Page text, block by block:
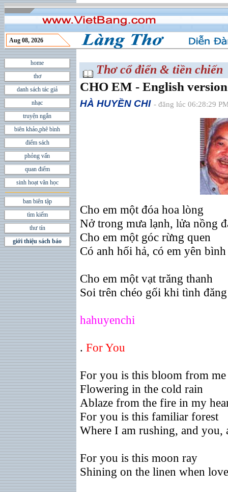
Aug 08, 2026
home
thơ
danh sách tác giả
nhạc
truyện ngắn
biên khảo,phê bình
điểm sách
phỏng vấn
quan điểm
sinh hoạt văn học
ban biên tập
tìm kiếm
thư tín
giới thiệu sách báo
Thơ cổ điển & tiền chiến
CHO EM - English
HÀ HUYỀN CHI - đăng lúc 06:28:29
Cho em một đóa hoa lòng
Nở trong mưa lạnh, lửa nồng
Cho em một góc rừng quen
Có anh hối hả, có em yên bình
Cho em một vạt trăng thanh
Soi trên chéo gối khi tình
hahuyenchi
. For You
For you is this bloom from me
Flowering in the cold rain
Ablaze from the fire in my
For you is this familiar forest
Where I am rushing, and you,
For you is this moon ray
Shining on the linen when